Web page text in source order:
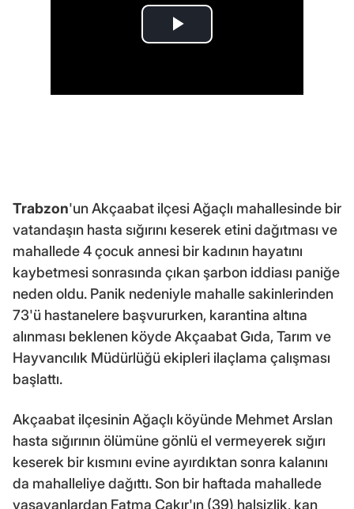
Trabzon'un Akçaabat ilçesi Ağaçlı mahallesinde bir
vatandaşın hasta sığırını keserek etini dağıtması ve
mahallede 4 çocuk annesi bir kadının hayatını
kaybetmesi sonrasında çıkan şarbon iddiası paniğe
neden oldu. Panik nedeniyle mahalle sakinlerinden
73'ü hastanelere başvururken, karantina altına
alınması beklenen köyde Akçaabat Gıda, Tarım ve
Hayvancılık Müdürlüğü ekipleri ilaçlama çalışması
başlattı.
Akçaabat ilçesinin Ağaçlı köyünde Mehmet Arslan
hasta sığırının ölümüne gönlü el vermeyerek sığırı
keserek bir kısmını evine ayırdıktan sonra kalanını
da mahalleliye dağıttı. Son bir haftada mahallede
yaşayanlardan Fatma Çakır'ın (39) halsizlik, kan